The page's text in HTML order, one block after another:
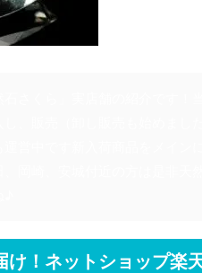
け！ネットショップ楽